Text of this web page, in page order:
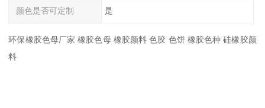
颜色是否可定制 是
环保橡胶色母厂家 橡胶色母 橡胶颜料 色胶 色饼 橡胶色种 硅橡胶颜
料